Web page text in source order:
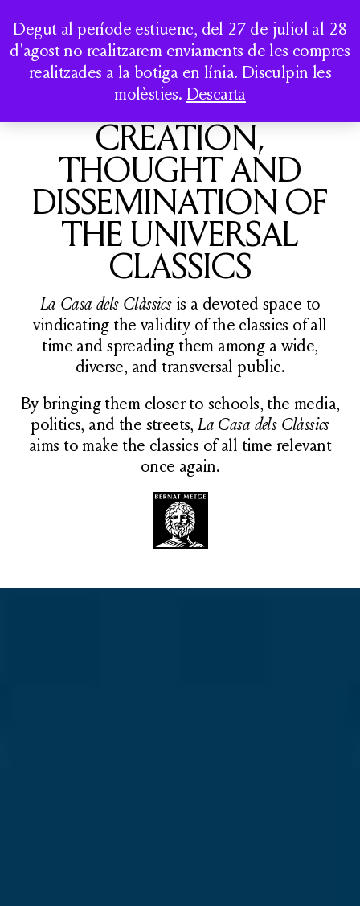
LA CASA DELS
CLÀSSICS
COMPTE
QUI SOM
ACTIVITATS
CATÀLEG
A SPACE FOR
CREATION,
THOUGHT AND
DISSEMINATION OF
THE UNIVERSAL
CLASSICS
La Casa dels Clàssicsis a devoted space to
vindicating the validity of the classics of all
time and spreading them among a wide,
diverse, and transversal public.
By bringing them closer to schools, the media,
politics, and the streets, La Casa dels Clàssics
aims to make the classics of all time relevant
once again.
Degut al període estiuenc, del 27 de juliol al 28
d'agost no realitzarem enviaments de les compres
realitzades a la botiga en línia. Disculpin les
molèsties. Descarta